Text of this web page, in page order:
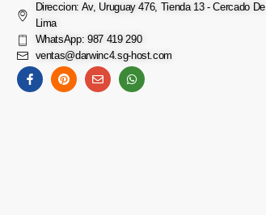
Direccion: Av, Uruguay 476, Tienda 13 - Cercado De
Lima
WhatsApp: 987 419 290
ventas@darwinc4.sg-host.com